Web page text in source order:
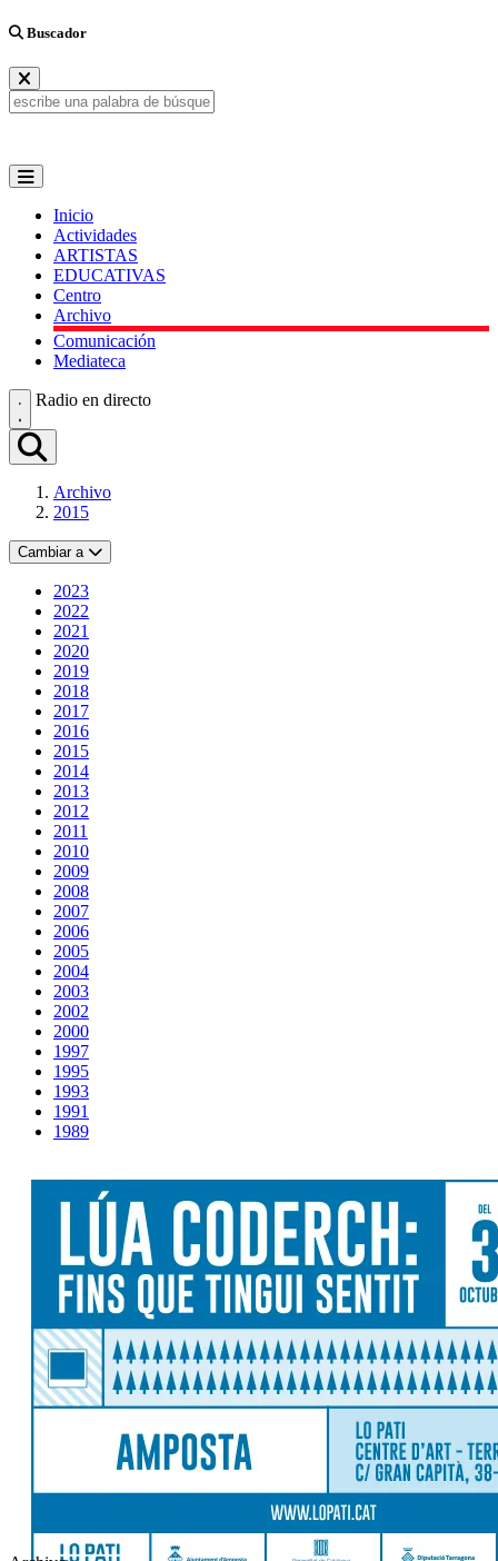
Buscador
Inicio
Actividades
ARTISTAS
EDUCATIVAS
Centro
Archivo
Comunicación
Mediateca
Radio en directo
Archivo
2015
Cambiar a
2023
2022
2021
2020
2019
2018
2017
2016
2015
2014
2013
2012
2011
2010
2009
2008
2007
2006
2005
2004
2003
2002
2000
1997
1995
1993
1991
1989